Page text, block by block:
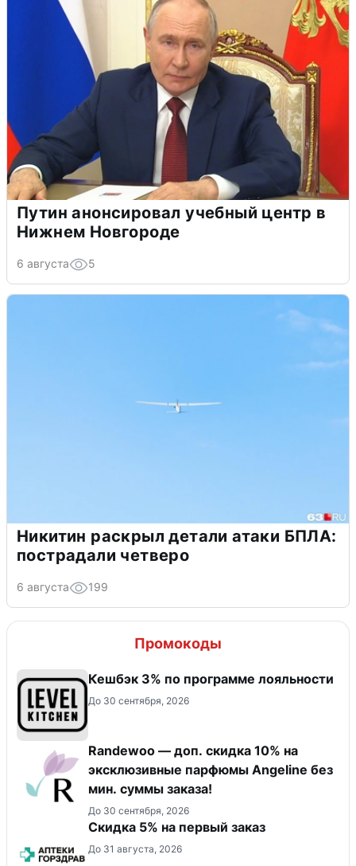
Путин анонсировал учебный центр в
Нижнем Новгороде
6 августа 5
Никитин раскрыл детали атаки БПЛА:
пострадали четверо
6 августа 199
Промокоды
Кешбэк 3% по программе лояльности
До 30 сентября, 2026
Randewoo — доп. скидка 10% на
эксклюзивные парфюмы Angeline без
мин. суммы заказа!
До 30 сентября, 2026
Скидка 5% на первый заказ
До 31 августа, 2026